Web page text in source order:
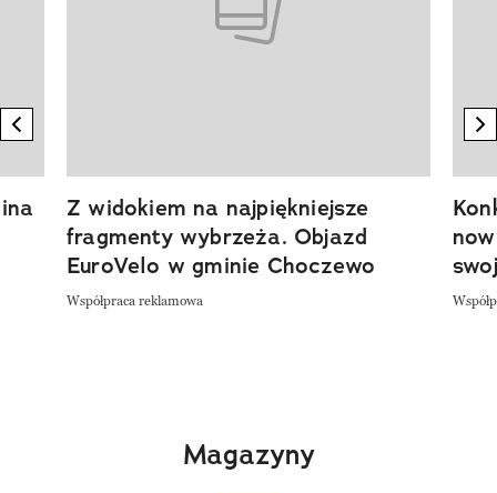
previous element
Z widokiem na najpiękniejsze
fragmenty wybrzeża. Objazd
EuroVelo w gminie Choczewo
Współpraca reklamowa
Magazyny